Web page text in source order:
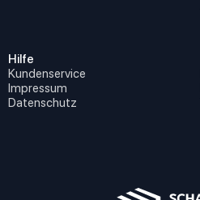
Hilfe
Kundenservice
Impressum
Datenschutz